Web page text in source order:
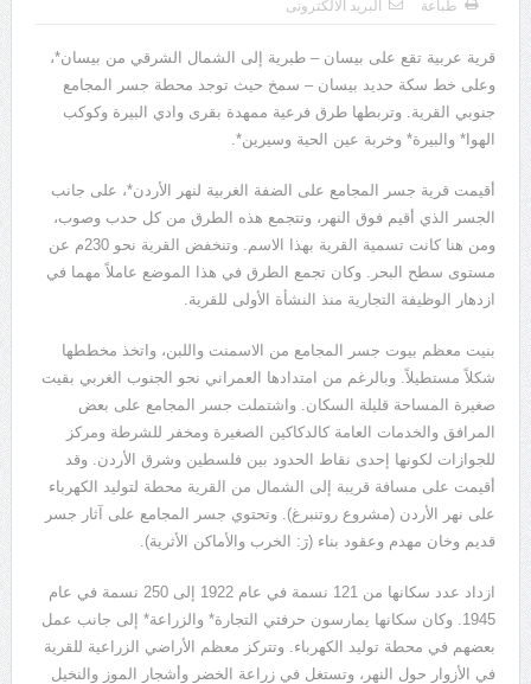
طباعة
البريد الالكترونى
قرية عربية تقع على بيسان – طبرية إلى الشمال الشرقي من بيسان*،
وعلى خط سكة حديد بيسان – سمخ حيث توجد محطة جسر المجامع
جنوبي القرية. وتربطها طرق فرعية ممهدة بقرى وادي البيرة وكوكب
الهوا* والبيرة* وخربة عين الحية وسيرين*.
أقيمت قرية جسر المجامع على الضفة الغربية لنهر الأردن*، على جانب
الجسر الذي أقيم فوق النهر، وتتجمع هذه الطرق من كل حدب وصوب،
ومن هنا كانت تسمية القرية بهذا الاسم. وتنخفض القرية نحو 230م عن
مستوى سطح البحر. وكان تجمع الطرق في هذا الموضع عاملاً مهما في
ازدهار الوظيفة التجارية منذ النشأة الأولى للقرية.
بنيت معظم بيوت جسر المجامع من الاسمنت واللبن، واتخذ مخططها
شكلاً مستطيلاً. وبالرغم من امتدادها العمراني نحو الجنوب الغربي بقيت
صغيرة المساحة قليلة السكان. واشتملت جسر المجامع على بعض
المرافق والخدمات العامة كالدكاكين الصغيرة ومخفر للشرطة ومركز
للجوازات لكونها إحدى نقاط الحدود بين فلسطين وشرق الأردن. وقد
أقيمت على مسافة قريبة إلى الشمال من القرية محطة لتوليد الكهرباء
على نهر الأردن (مشروع روتنبرغ). وتحتوي جسر المجامع على آثار جسر
قديم وخان مهدم وعقود بناء (رَ: الخرب والأماكن الأثرية).
ازداد عدد سكانها من 121 نسمة في عام 1922 إلى 250 نسمة في عام
1945. وكان سكانها يمارسون حرفتي التجارة* والزراعة* إلى جانب عمل
بعضهم في محطة توليد الكهرباء. وتتركز معظم الأراضي الزراعية للقرية
في الأزوار حول النهر، وتستغل في زراعة الخضر وأشجار الموز والنخيل